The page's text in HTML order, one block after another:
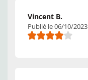
Vincent B.
Publié le 06/10/2023